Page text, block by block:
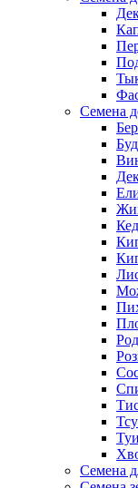
Семена
Туи
Семена